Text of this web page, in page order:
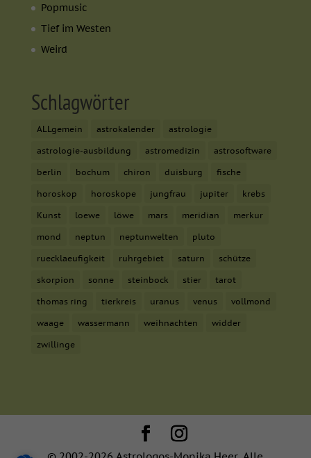
Popmusic
Tief im Westen
Weird
Schlagwörter
ALLgemein astrokalender astrologie
astrologie-ausbildung astromedizin astrosoftware
berlin bochum chiron duisburg fische
horoskop horoskope jungfrau jupiter krebs
Kunst loewe löwe mars meridian merkur
mond neptun neptunwelten pluto
ruecklaeufigkeit ruhrgebiet saturn schütze
skorpion sonne steinbock stier tarot
thomas ring tierkreis uranus venus vollmond
waage wassermann weihnachten widder
zwillinge